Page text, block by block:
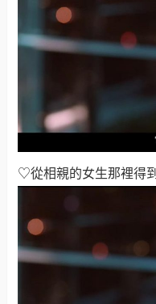
♡從相親的女生那裡得